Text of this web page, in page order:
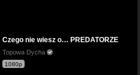
Czego nie wiesz o… PREDATORZE
Topowa Dycha
1080p